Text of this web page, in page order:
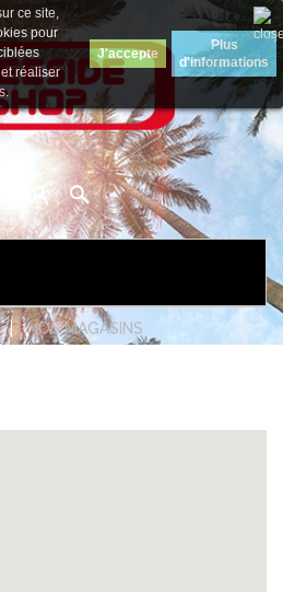
:Euro
ce site,
pour
réaliser
J'accepte
Plus
d'informations
NOS MAGASINS